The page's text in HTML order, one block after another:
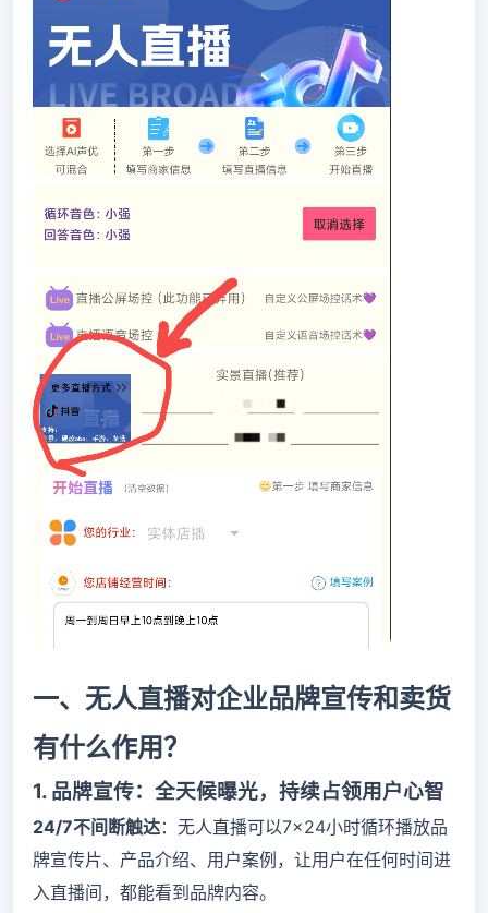
一、无人直播对企业品牌宣传和卖货
有什么作用？
1. 品牌宣传：全天候曝光，持续占领用户心智
24/7不间断触达：无人直播可以7×24小时循环播放品
牌宣传片、产品介绍、用户案例，让用户在任何时间进
入直播间，都能看到品牌内容。